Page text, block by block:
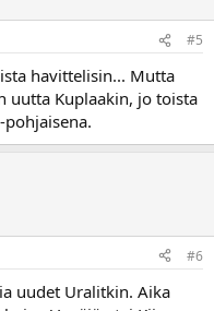
#5
havittelisin... Mutta
uutta Kuplaakin, jo toista
#6
uudet Uralitkin. Aika